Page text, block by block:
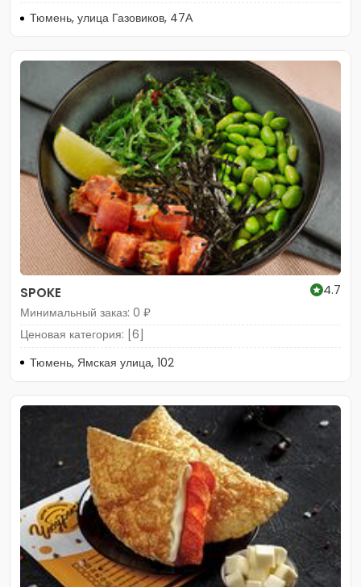
Тюмень, улица Газовиков, 47А
SPOKE
4.7
Минимальный заказ: 0 ₽
Ценовая категория: [6]
Тюмень, Ямская улица, 102